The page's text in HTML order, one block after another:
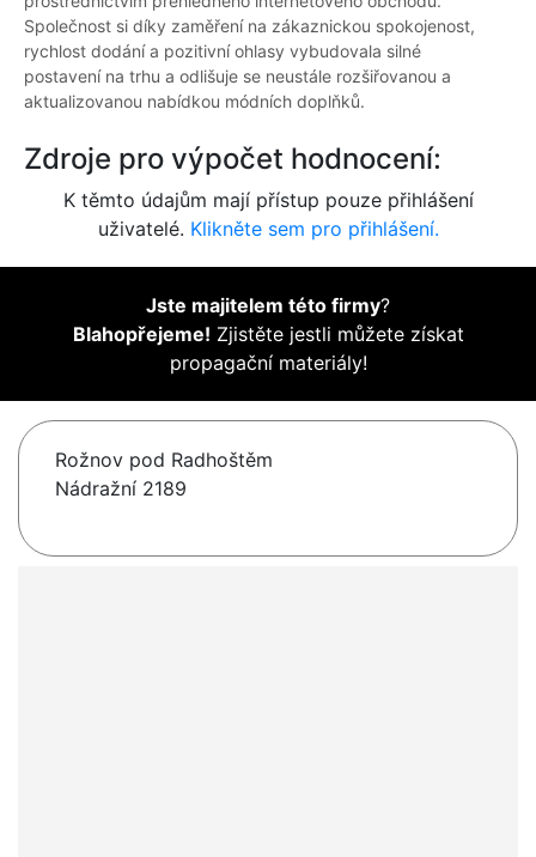
Společnost si díky zaměření na zákaznickou spokojenost,
rychlost dodání a pozitivní ohlasy vybudovala silné
postavení na trhu a odlišuje se neustále rozšiřovanou a
aktualizovanou nabídkou módních doplňků.
Zdroje pro výpočet hodnocení:
K těmto údajům mají přístup pouze přihlášení
uživatelé. Klikněte sem pro přihlášení.
Jste majitelem této firmy?
Blahopřejeme! Zjistěte jestli můžete získat
propagační materiály!
Rožnov pod Radhoštěm
Nádražní 2189